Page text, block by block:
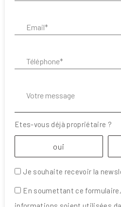
Etes-vous déjà propriétaire ?
oui
Je souhaite recevoir la
En soumettant ce